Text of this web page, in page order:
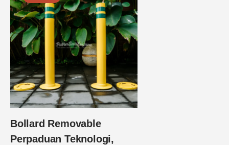
Bollard Removable
Perpaduan Teknologi,